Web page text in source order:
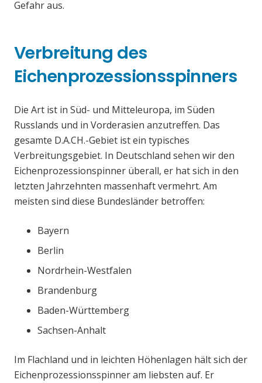
Gefahr aus.
Verbreitung des
Eichenprozessionsspinners
Die Art ist in Süd- und Mitteleuropa, im Süden
Russlands und in Vorderasien anzutreffen. Das
gesamte D.A.CH.-Gebiet ist ein typisches
Verbreitungsgebiet. In Deutschland sehen wir den
Eichenprozessionspinner überall, er hat sich in den
letzten Jahrzehnten massenhaft vermehrt. Am
meisten sind diese Bundesländer betroffen:
Bayern
Berlin
Nordrhein-Westfalen
Brandenburg
Baden-Württemberg
Sachsen-Anhalt
Im Flachland und in leichten Höhenlagen hält sich der
Eichenprozessionsspinner am liebsten auf. Er